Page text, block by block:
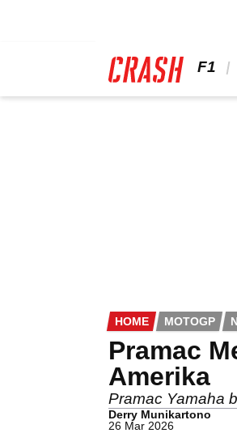
F1
HOME MOTOGP
Pramac
Amerika
Pramac Yamaha
Derry Munikartono
26 Mar 2026